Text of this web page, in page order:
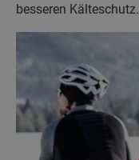
besseren Kälteschutz.